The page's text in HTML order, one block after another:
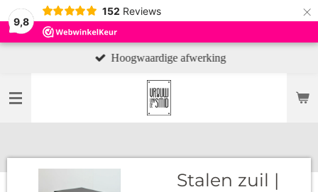
9,8
152 Reviews ×
Hoogwaardige afwerking
Stalen zuil |